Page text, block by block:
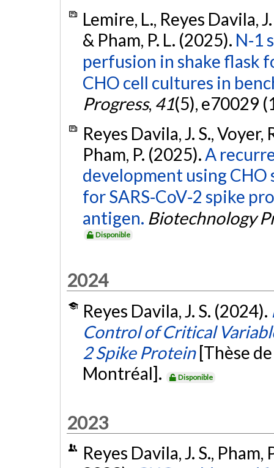
Lemire, L., Reyes Davila,
& Pham, P. L. (2025). N‐1
perfusion in shake flask
CHO cell cultures in
Progress, 41(5), e70029
Reyes Davila, J. S., Voyer,
Pham, P. (2025).A
development using CHO
for SARS‐CoV‐2 spike
antigen. Biotechnology
Disponible
2024
Reyes Davila, J. S. (2024).
Control of Critical
2 Spike Protein [Thèse
Montréal].
Disponible
2023
Reyes Davila, J. S.,